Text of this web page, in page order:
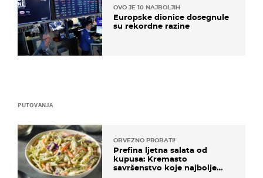
PUTOVANJA
OBVEZNO PROBATI!
Prefina ljetna salata od
kupusa: Kremasto
savršenstvo koje najbolje
OVO JE 10 NAJBOLJIH
Europske dionice dosegnule
su rekordne razine